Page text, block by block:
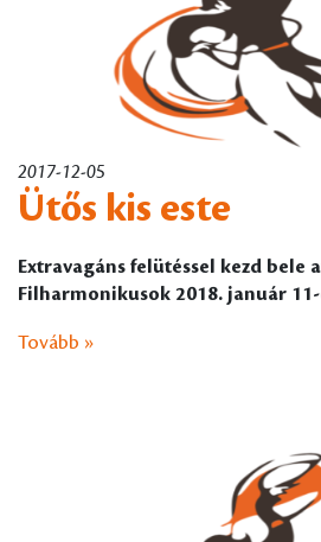
2017-12-05
Ütős kis este
Extravagáns felütéssel kezd bele
Filharmonikusok 2018. január
Tovább »